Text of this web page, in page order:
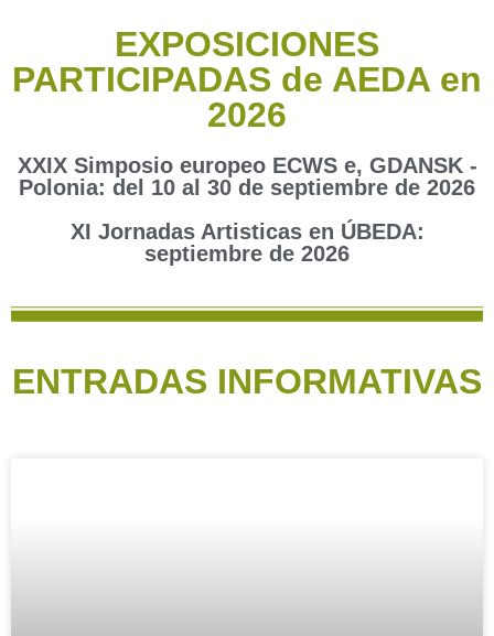
EXPOSICIONES
PARTICIPADAS de AEDA en
2026
XXIX Simposio europeo ECWS e, GDANSK -
Polonia: del 10 al 30 de septiembre de 2026
XI Jornadas Artisticas en ÚBEDA:
septiembre de 2026
ENTRADAS INFORMATIVAS